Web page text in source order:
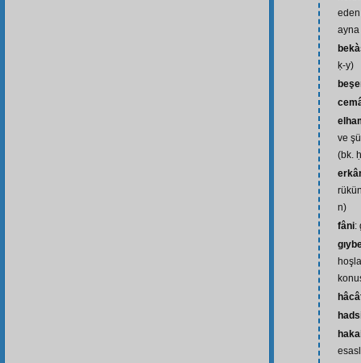
ayna
ḳ-y)
ve
(bk.
n)
fâni: